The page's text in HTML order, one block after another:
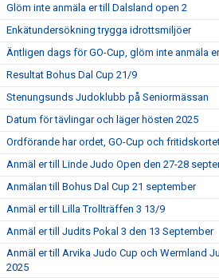
Glöm inte anmäla er till Dalsland open 2
Enkätundersökning trygga idrottsmiljöer
Äntligen dags för GO-Cup, glöm inte anmäla
Resultat Bohus Dal Cup 21/9
Stenungsunds Judoklubb på Seniormässan
Datum för tävlingar och läger hösten 2025
Ordförande har ordet, GO-Cup och
Anmäl er till Linde Judo Open den 27-28
Anmälan till Bohus Dal Cup 21 september
Anmäl er till Lilla Trollträffen 3 13/9
Anmäl er till Judits Pokal 3 den 13 September
Anmäl er till Arvika Judo Cup och Wermland
2025